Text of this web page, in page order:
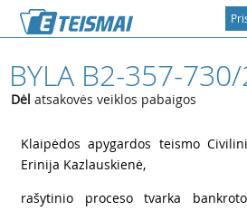
BYLA B2-357-
Dėl atsakovės veiklos pabaigos
Klaipėdos apygardos teismo
Erinija Kazlauskienė,
rašytinio proceso tvarka